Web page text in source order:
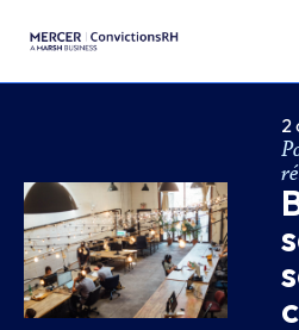
2